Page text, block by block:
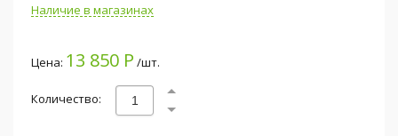
Наличие в магазинах
Цена: 13 850 Р /шт.
Количество: